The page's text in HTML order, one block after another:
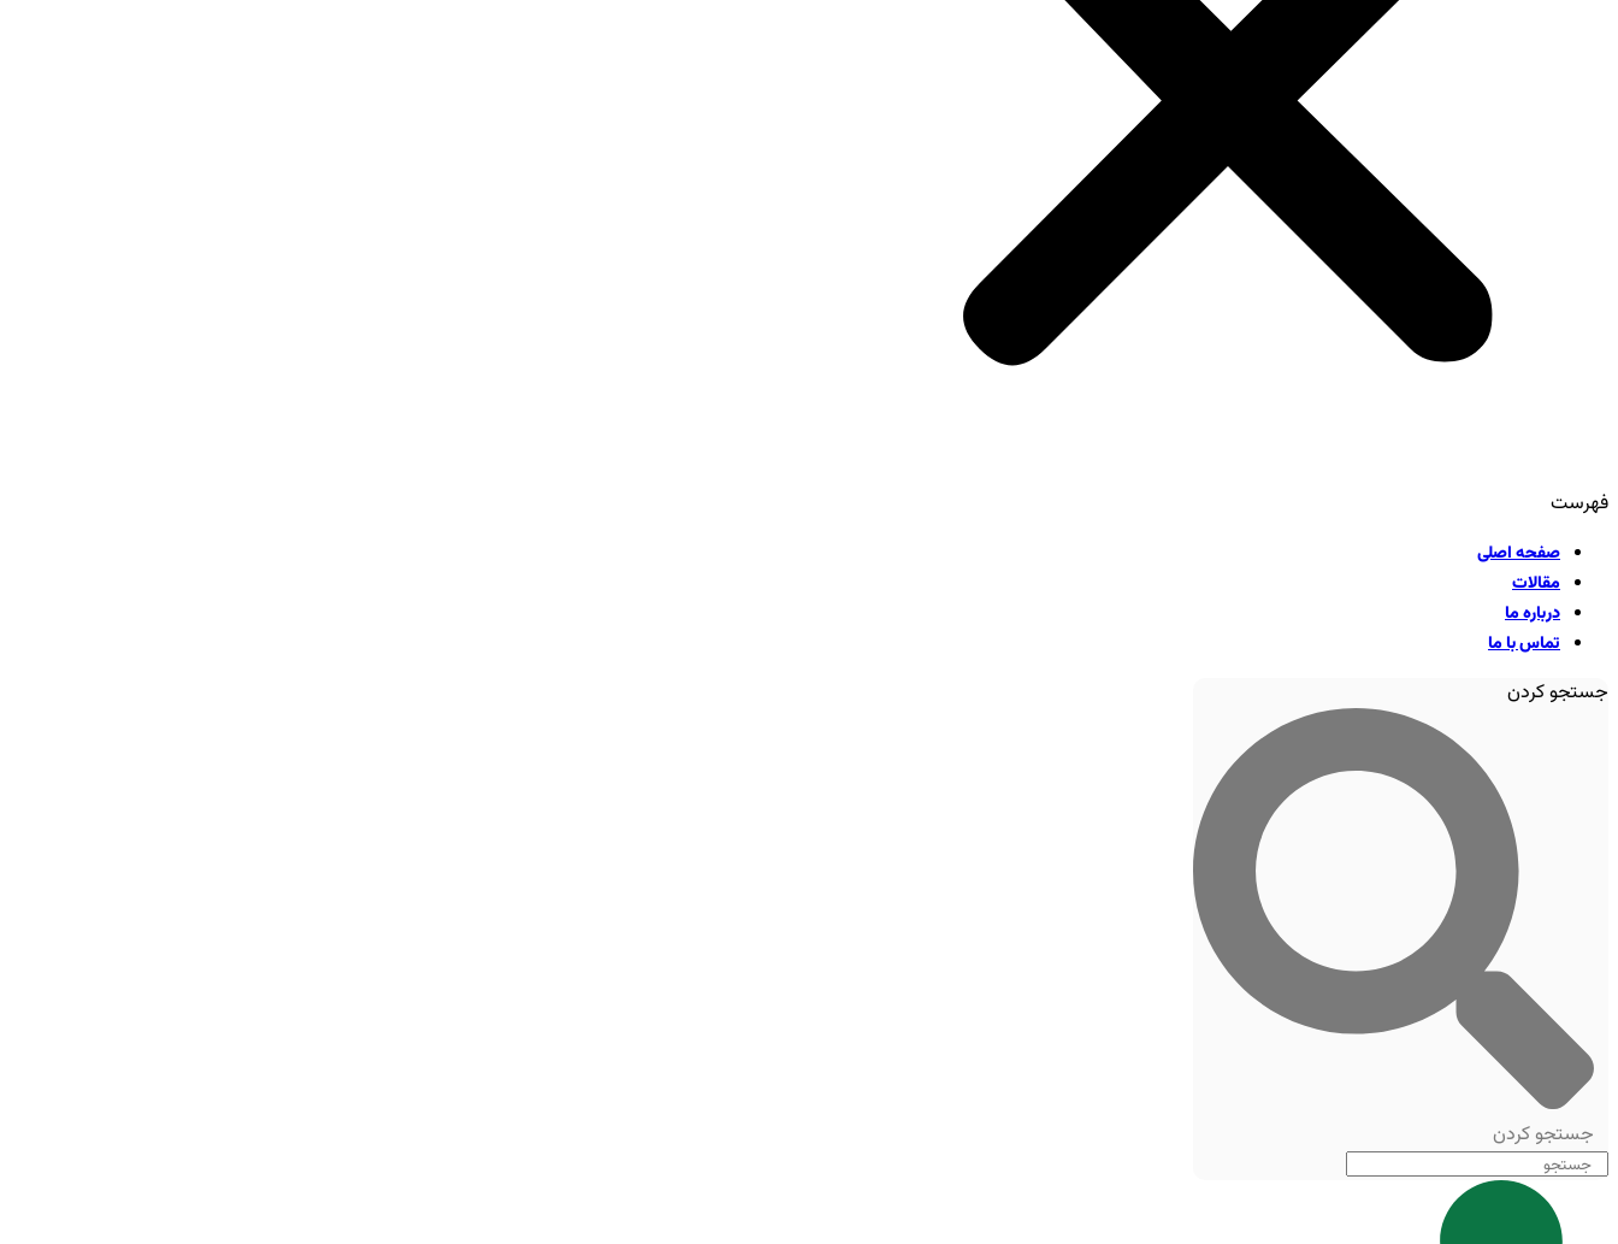
فهرست
صفحه اصلی
مقالات
درباره ما
تماس با ما
جستجو کردن
جستجو کردن